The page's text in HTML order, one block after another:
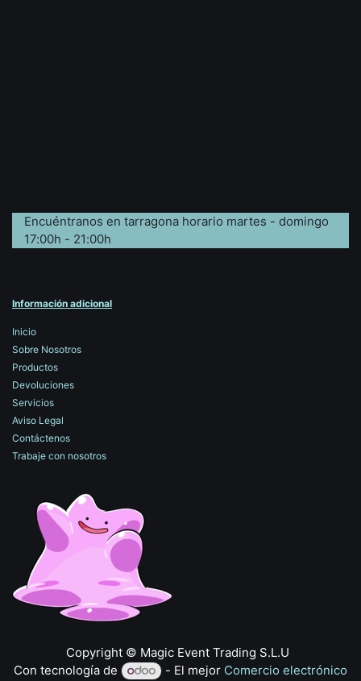
Encuéntranos en tarragona horario martes - domingo
17:00h - 21:00h
Información adicional
Inicio
Sobre Nosotros
Productos
Devoluciones
Servicios
Aviso Legal
Contáctenos
Trabaje con nosotros
​Copyright © Magic Event Trading S.L.U
Con tecnología de
- El mejor Comercio electrónico